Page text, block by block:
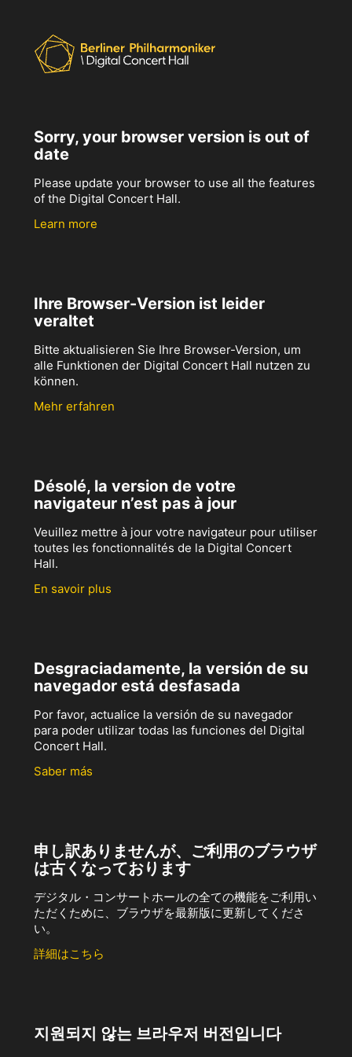
Sorry, your browser version is out of
date
Please update your browser to use all the features
of the Digital Concert Hall.
Learn more
Ihre Browser-Version ist leider
veraltet
Bitte aktualisieren Sie Ihre Browser-Version, um
alle Funktionen der Digital Concert Hall nutzen zu
können.
Mehr erfahren
Désolé, la version de votre
navigateur n’est pas à jour
Veuillez mettre à jour votre navigateur pour utiliser
toutes les fonctionnalités de la Digital Concert
Hall.
En savoir plus
Desgraciadamente, la versión de su
navegador está desfasada
Por favor, actualice la versión de su navegador
para poder utilizar todas las funciones del Digital
Concert Hall.
Saber más
申し訳ありませんが、ご利用のブラウザ
は古くなっております
デジタル・コンサートホールの全ての機能をご利用い
ただくために、ブラウザを最新版に更新してくださ
い。
詳細はこちら
지원되지 않는 브라우저 버전입니다